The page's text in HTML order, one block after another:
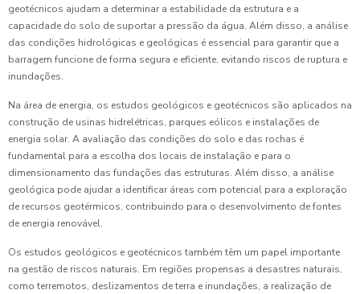
geotécnicos ajudam a determinar a estabilidade da estrutura e a
capacidade do solo de suportar a pressão da água. Além disso, a análise
das condições hidrológicas e geológicas é essencial para garantir que a
barragem funcione de forma segura e eficiente, evitando riscos de ruptura e
inundações.
Na área de energia, os estudos geológicos e geotécnicos são aplicados na
construção de usinas hidrelétricas, parques eólicos e instalações de
energia solar. A avaliação das condições do solo e das rochas é
fundamental para a escolha dos locais de instalação e para o
dimensionamento das fundações das estruturas. Além disso, a análise
geológica pode ajudar a identificar áreas com potencial para a exploração
de recursos geotérmicos, contribuindo para o desenvolvimento de fontes
de energia renovável.
Os estudos geológicos e geotécnicos também têm um papel importante
na gestão de riscos naturais. Em regiões propensas a desastres naturais,
como terremotos, deslizamentos de terra e inundações, a realização de